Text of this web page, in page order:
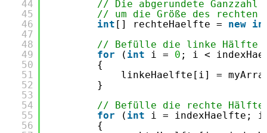
44
45
46
47
48
49
50
51
52
53
54
55
56
// Die abgerundete Ganzzahl
// um die Größe des rechten
int [] rechteHaelfte = new
// Befülle die linke Hälfte
for
( int i = 0 ; i <
{
linkeHaelfte[i] =
}
// Befülle die rechte
for
( int
i = indexHaelfte; i
{